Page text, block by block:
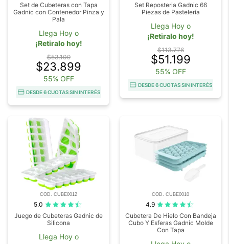
Set de Cubeteras con Tapa
Gadnic con Contenedor Pinza y
Pala
Llega Hoy o
¡Retiralo hoy!
$53.109
$23.899
55% OFF
DESDE 6 CUOTAS SIN INTERÉS
Set Reposteria Gadnic 66
Piezas de Pastelería
Llega Hoy o
¡Retiralo hoy!
$113.776
$51.199
55% OFF
DESDE 6 CUOTAS SIN INTERÉS
COD. CUBE0012
5.0
Juego de Cubeteras Gadnic de
Silicona
Llega Hoy o
COD. CUBE0010
4.9
Cubetera De Hielo Con Bandeja
Cubo Y Esferas Gadnic Molde
Con Tapa